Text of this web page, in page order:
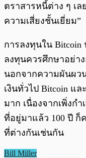
ตราสารหนี้ต่าง ๆ เ
ความเสี่ยงชั้นเยี่ยม”
การลงทุนใน
ลงทุนควรศึกษาอย่า
นอกจากความผันผว
เงินทั่วไป Bitcoin แ
มาก เนื่องจากเพิ่งก
ที่อยู่มาแล้ว 100 ปี ก็
ที่ต่างกันเช่นกัน
Bill Miller